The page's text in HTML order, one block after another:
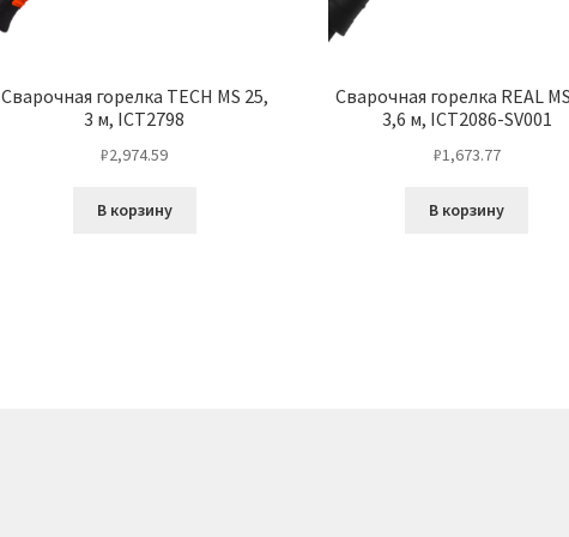
Сварочная горелка TECH MS 25,
3 м, ICT2798
₽2,974.59
В корзину
Сварочная горелка REAL
3,6 м, ICT2086-SV001
₽1,673.77
В корзину